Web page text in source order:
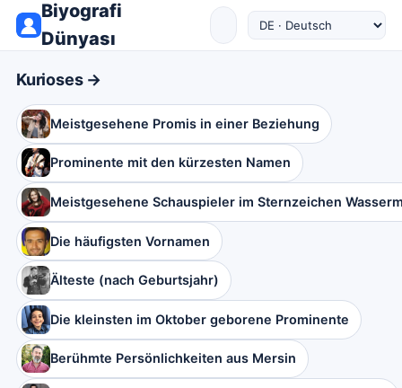
Biyografi
Dünyası
Kurioses →
Meistgesehene Promis in einer Beziehung
Prominente mit den kürzesten Namen
Meistgesehene Schauspieler im Sternzeichen
Die häufigsten Vornamen
Älteste (nach Geburtsjahr)
Die kleinsten im Oktober geborene Prominente
Berühmte Persönlichkeiten aus Mersin